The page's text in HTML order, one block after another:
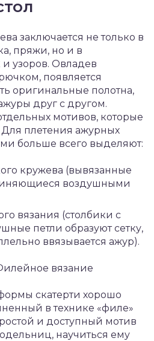
заключается не только в
пряжи, но и в
и узоров. Овладев
появляется
оригинальные полотна,
друг с другом.
мотивов, которые
плетения ажурных
больше всего выделяют:
кружева (вывязанные
воздушными
вязания (столбики с
петли образуют сетку,
ввязывается ажур).
вязание
скатерти хорошо
в технике «филе»
и доступный мотив
научиться ему